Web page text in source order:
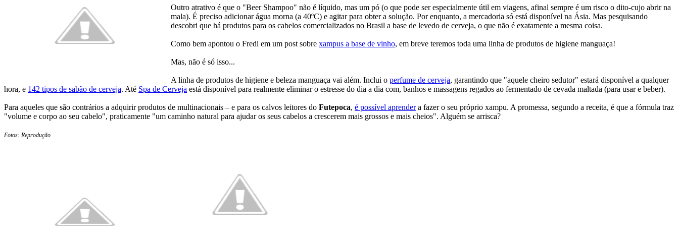
Outro atrativo é que o "Beer Shampoo" não é líquido, mas um pó (o que pode ser especialmente útil em viagens, afinal sempre é um risco o dito-cujo abrir na
mala). É preciso adicionar água morna (a 40ºC) e agitar para obter a solução. Por enquanto, a mercadoria só está disponível na Ásia. Mas pesquisando
descobri que há produtos para os cabelos comercializados no Brasil a base de levedo de cerveja, o que não é exatamente a mesma coisa.
Como bem apontou o Fredi em um post sobre xampus a base de vinho, em breve teremos toda uma linha de produtos de higiene manguaça!
Mas, não é só isso...
A linha de produtos de higiene e beleza manguaça vai além. Inclui o perfume de cerveja, garantindo que "aquele cheiro sedutor" estará disponível a qualquer
hora, e 142 tipos de sabão de cerveja. Até Spa de Cerveja está disponível para realmente eliminar o estresse do dia a dia com, banhos e massagens regados ao fermentado de cevada maltada (para usar e beber).
Para aqueles que são contrários a adquirir produtos de multinacionais – e para os calvos leitores do Futepoca, é possível aprendera fazer o seu próprio xampu. A promessa, segundo a receita, é que a fórmula traz
"volume e corpo ao seu cabelo", praticamente "um caminho natural para ajudar os seus cabelos a crescerem mais grossos e mais cheios". Alguém se arrisca?
Fotos: Reprodução